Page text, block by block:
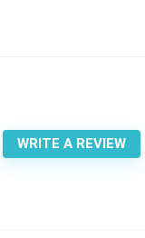
WRITE A REVIEW